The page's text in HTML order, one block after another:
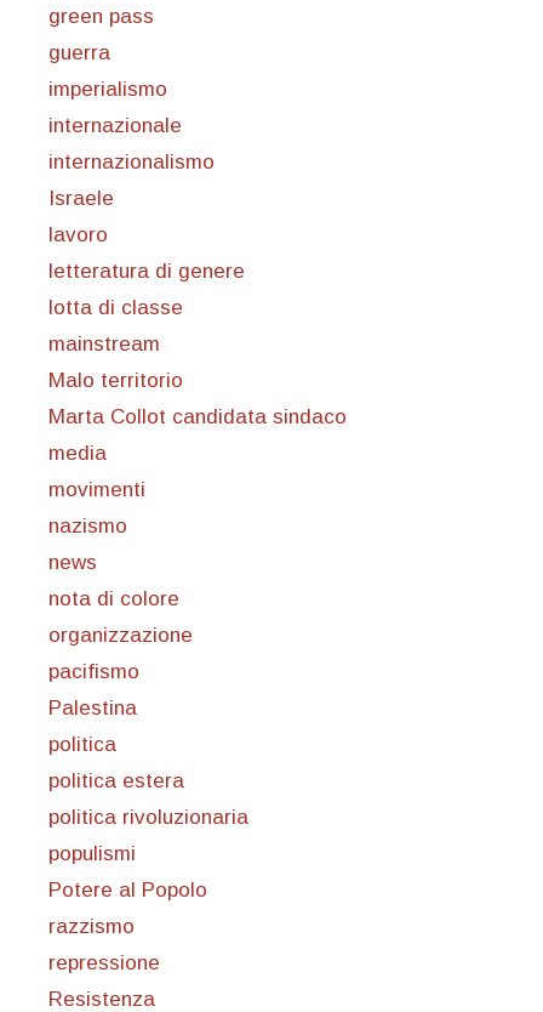
green pass
guerra
imperialismo
internazionale
internazionalismo
Israele
lavoro
letteratura di genere
lotta di classe
mainstream
Malo territorio
Marta Collot candidata sindaco
media
movimenti
nazismo
news
nota di colore
organizzazione
pacifismo
Palestina
politica
politica estera
politica rivoluzionaria
populismi
Potere al Popolo
razzismo
repressione
Resistenza